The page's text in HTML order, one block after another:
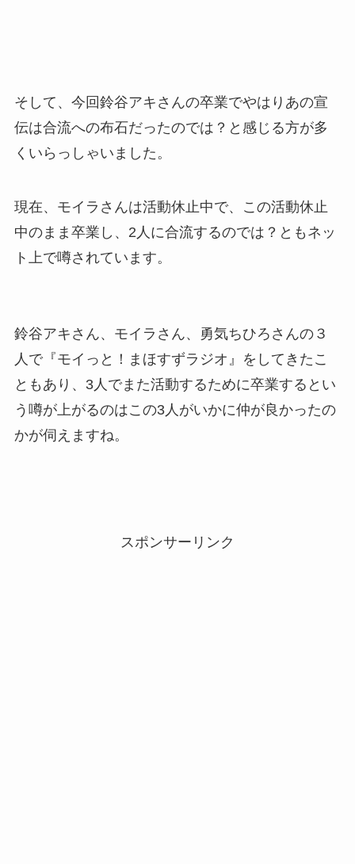
そして、今回鈴谷アキさんの卒業でやはりあの宣
伝は合流への布石だったのでは？と感じる方が多
くいらっしゃいました。
現在、モイラさんは活動休止中で、この活動休止
中のまま卒業し、2人に合流するのでは？ともネッ
ト上で噂されています。
鈴谷アキさん、モイラさん、勇気ちひろさんの３
人で『モイっと！まほすずラジオ』をしてきたこ
ともあり、3人でまた活動するために卒業するとい
う噂が上がるのはこの3人がいかに仲が良かったの
かが伺えますね。
スポンサーリンク